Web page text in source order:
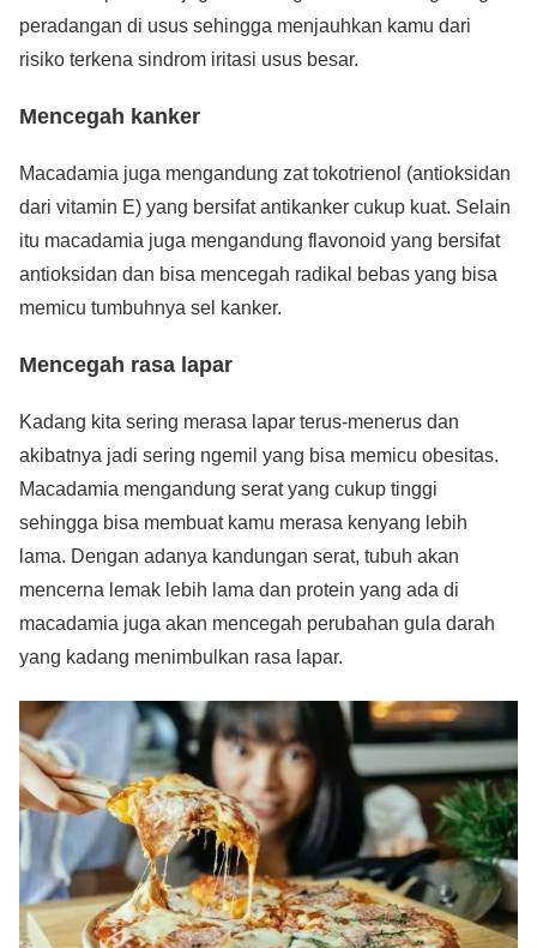
peradangan di usus sehingga menjauhkan kamu dari
risiko terkena sindrom iritasi usus besar.
Mencegah kanker
Macadamia juga mengandung zat tokotrienol (antioksidan
dari vitamin E) yang bersifat antikanker cukup kuat. Selain
itu macadamia juga mengandung flavonoid yang bersifat
antioksidan dan bisa mencegah radikal bebas yang bisa
memicu tumbuhnya sel kanker.
Mencegah rasa lapar
Kadang kita sering merasa lapar terus-menerus dan
akibatnya jadi sering ngemil yang bisa memicu obesitas.
Macadamia mengandung serat yang cukup tinggi
sehingga bisa membuat kamu merasa kenyang lebih
lama. Dengan adanya kandungan serat, tubuh akan
mencerna lemak lebih lama dan protein yang ada di
macadamia juga akan mencegah perubahan gula darah
yang kadang menimbulkan rasa lapar.